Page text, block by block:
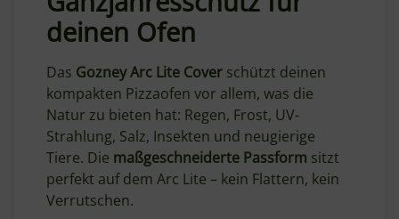
deinen Ofen
Das Gozney Arc Lite Cover schützt deinen
kompakten Pizzaofen vor allem, was die
Natur zu bieten hat: Regen, Frost, UV-
Strahlung, Salz, Insekten und neugierige
Tiere. Die maßgeschneiderte Passform sitzt
perfekt auf dem Arc Lite – kein Flattern, kein
Verrutschen.